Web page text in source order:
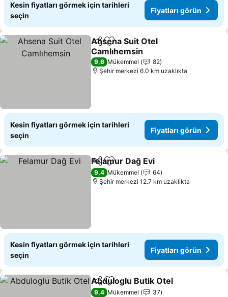
Kesin fiyatları görmek için tarihleri
seçin
Fiyatları görün
PaylaşFavorilerime ekle
Ahsena Suit Otel
Camlıhemsin
9,6 Mükemmel
82
Şehir merkezi 6.0 km uzaklıkta
Kesin fiyatları görmek için tarihleri
seçin
Fiyatları görün
PaylaşFavorilerime ekle
Felamur Dağ Evi
9,4 Mükemmel
64
Şehir merkezi 12.7 km uzaklıkta
Kesin fiyatları görmek için tarihleri
seçin
Fiyatları görün
PaylaşFavorilerime ekle
Abduloglu Butik Otel
9,4 Mükemmel
37